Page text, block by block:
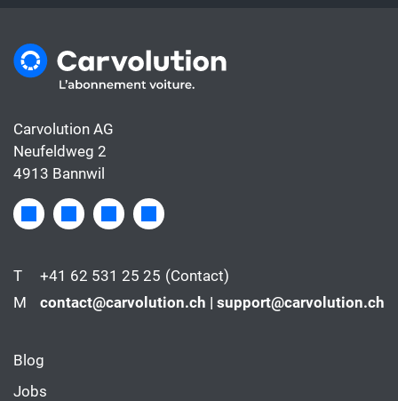
Carvolution AG
Neufeldweg 2
4913 Bannwil
T +41 62 531 25 25 (Contact)
M
contact@carvolution.ch | support@carvolution.ch
Blog
Jobs